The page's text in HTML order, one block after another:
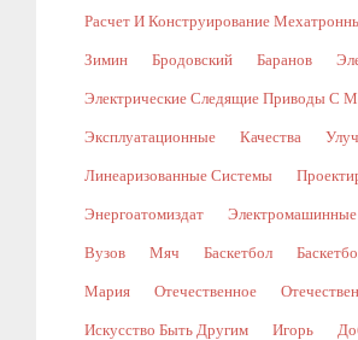
Расчет И Конструирование
Зимин Бродовский Баранов
Электрические Следящие Приводы С
Эксплуатационные Качества
Линеаризованные Системы
Энергоатомиздат Электромашинные
Вузов Мяч Баскетбол
Мария Отечественное
Искусство Быть Другим Игорь